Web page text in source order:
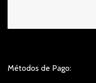
Métodos de Pago: